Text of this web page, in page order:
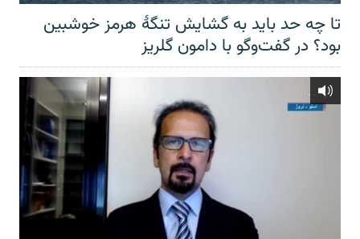
تا چه حد باید به گشایش تنگهٔ هرمز خوشبین
بود؟ در گفت‌وگو با دامون گلریز